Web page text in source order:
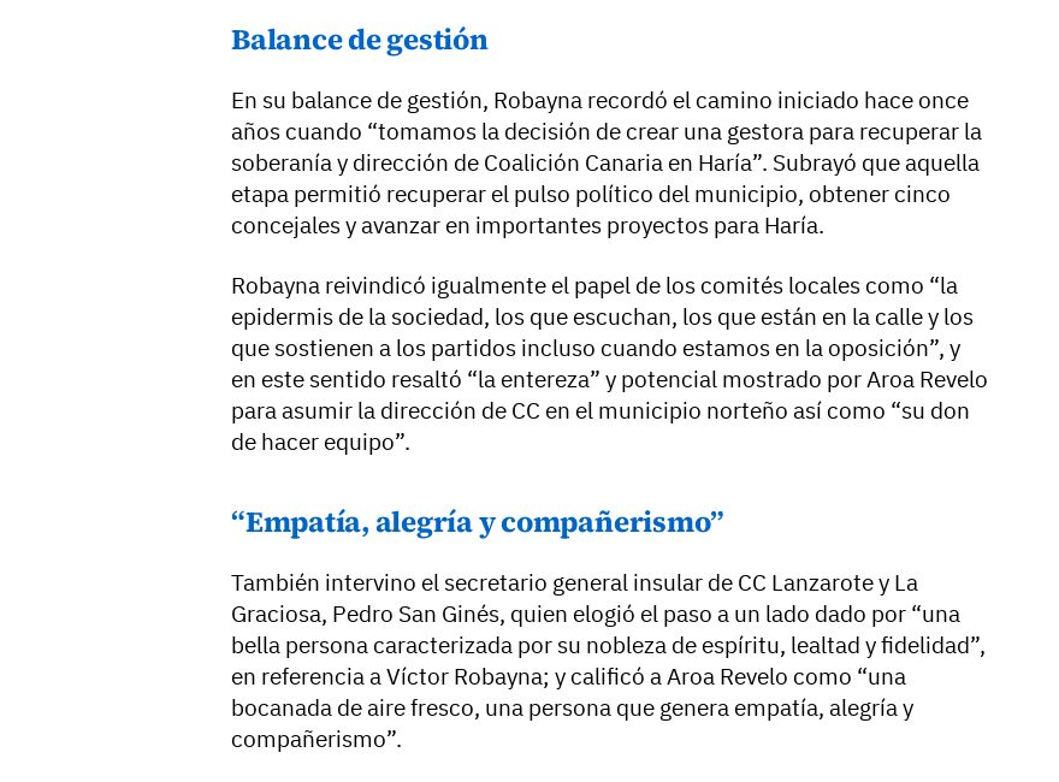
Balance de gestión
En su balance de gestión, Robayna recordó el camino iniciado hace once
años cuando “tomamos la decisión de crear una gestora para recuperar la
soberanía y dirección de Coalición Canaria en Haría”. Subrayó que aquella
etapa permitió recuperar el pulso político del municipio, obtener cinco
concejales y avanzar en importantes proyectos para Haría.
Robayna reivindicó igualmente el papel de los comités locales como “la
epidermis de la sociedad, los que escuchan, los que están en la calle y los
que sostienen a los partidos incluso cuando estamos en la oposición”, y
en este sentido resaltó “la entereza” y potencial mostrado por Aroa Revelo
para asumir la dirección de CC en el municipio norteño así como “su don
de hacer equipo”.
“Empatía, alegría y compañerismo”
También intervino el secretario general insular de CC Lanzarote y La
Graciosa, Pedro San Ginés, quien elogió el paso a un lado dado por “una
bella persona caracterizada por su nobleza de espíritu, lealtad y fidelidad”,
en referencia a Víctor Robayna; y calificó a Aroa Revelo como “una
bocanada de aire fresco, una persona que genera empatía, alegría y
compañerismo”.